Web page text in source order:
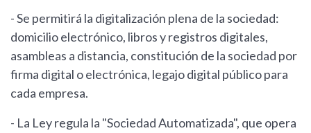
- Se permitirá la digitalización plena de la sociedad:
domicilio electrónico, libros y registros digitales,
asambleas a distancia, constitución de la sociedad por
firma digital o electrónica, legajo digital público para
cada empresa.
- La Ley regula la "Sociedad Automatizada", que opera